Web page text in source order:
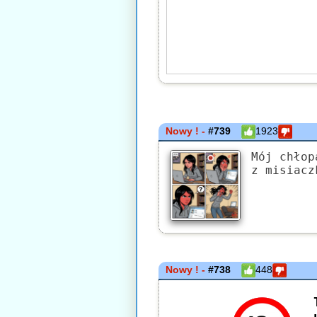
Nowy ! -#739 1923
Mój
z
Nowy ! -#738 448